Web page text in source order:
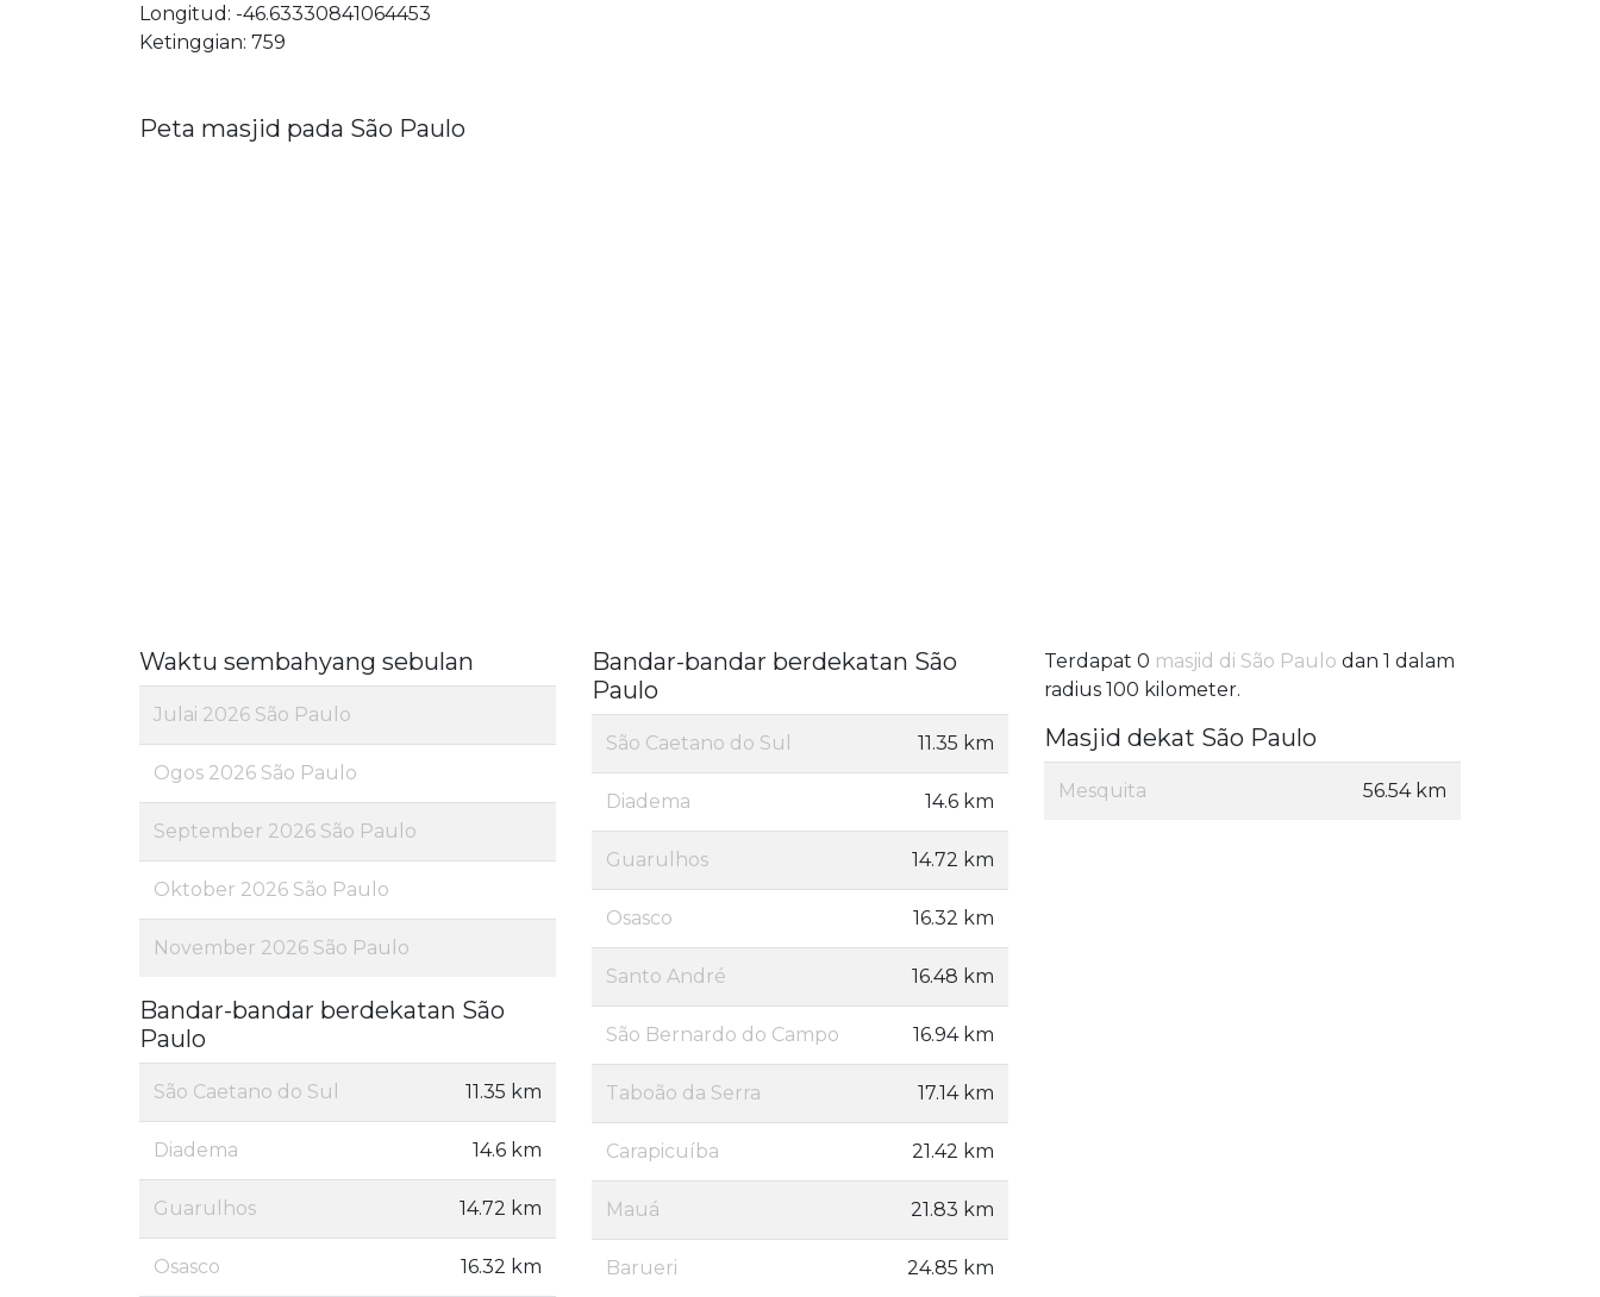
Longitud: -46.63330841064453
Ketinggian: 759
Peta masjid pada São Paulo
Waktu sembahyang sebulan
Julai 2026 São Paulo
Ogos 2026 São Paulo
September 2026 São Paulo
Oktober 2026 São Paulo
November 2026 São Paulo
Bandar-bandar berdekatan São
Paulo
São Caetano do Sul 11.35 km
Diadema 14.6 km
Guarulhos 14.72 km
Osasco 16.32 km
Bandar-bandar berdekatan São
Paulo
São Caetano do Sul 11.35 km
Diadema 14.6 km
Guarulhos 14.72 km
Osasco 16.32 km
Santo André 16.48 km
São Bernardo do Campo 16.94 km
Taboão da Serra 17.14 km
Carapicuíba 21.42 km
Mauá 21.83 km
Barueri 24.85 km
Terdapat 0 masjid di São Paulo dan 1 dalam
radius 100 kilometer.
Masjid dekat São Paulo
Mesquita 56.54 km